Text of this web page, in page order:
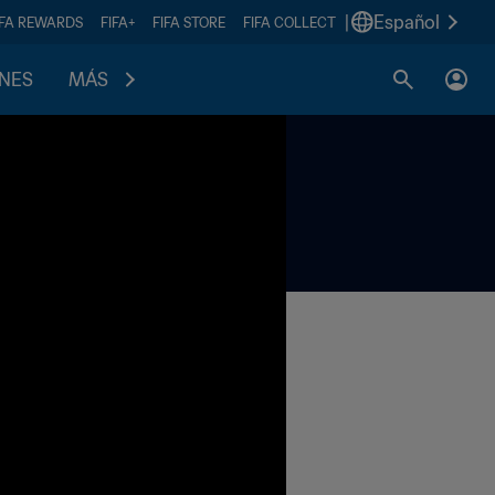
REWARDS FIFA+ FIFA STORE FIFA COLLECT Español
MÁS